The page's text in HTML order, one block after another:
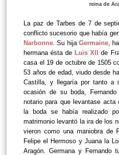
reina de
La paz de Tarbes de 7 de
conflicto sucesorio que había
Narbonne . Su hija Germaine,
hermana ésta de Luis XII de
casa el 19 de octubre de 1505
53 años de edad, viudo desde
Castilla, y llegaría por tanto a
ocasión de su boda,
notario para que levantase
la boda se había realizado
matrimonio levantó la ira de los
vieron como una maniobra de
Felipe el Hermoso y Juana la
Aragón. Germana y Fernando